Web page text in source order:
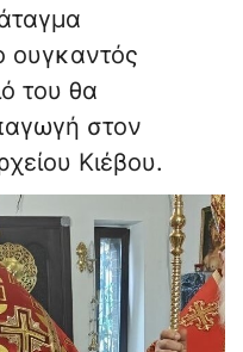
ουγκαντός
του θα
στον
Κιέβου.